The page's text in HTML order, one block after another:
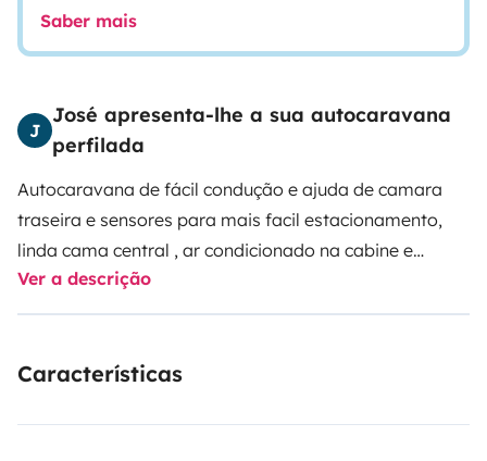
Saber mais
J
José apresenta-lhe a sua autocaravana
perfilada
Autocaravana de fácil condução e ajuda de camara
traseira e sensores para mais facil estacionamento,
linda cama central , ar condicionado na cabine e
aquecimento a gasoleo no habitáculo ,motor 2.2 com
140 cv excelente
Ver a descrição
Características